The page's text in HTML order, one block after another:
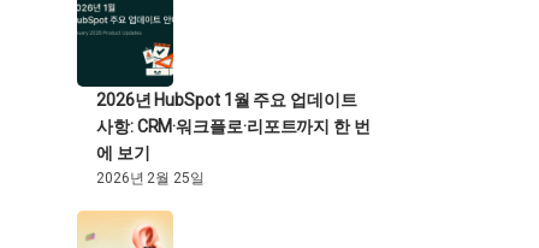
2026년 HubSpot 1월 주요 업데이트
사항: CRM·워크플로·리포트까지 한 번
에 보기
2026년 2월 25일